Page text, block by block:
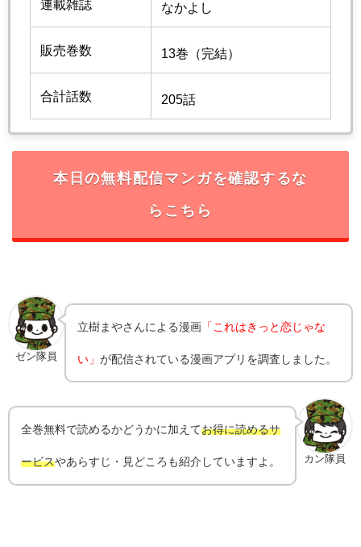
連載雑誌 なかよし
販売巻数 13巻（完結）
合計話数 205話
本日の無料配信マンガを確認するな
らこちら
ゼン隊員
立樹まやさんによる漫画 「これはきっと恋じゃな
い」が配信されている漫画アプリを調査しました。
カン隊員
全巻無料で読めるかどうかに加えてお得に読めるサ
ービスやあらすじ・見どころも紹介していますよ。